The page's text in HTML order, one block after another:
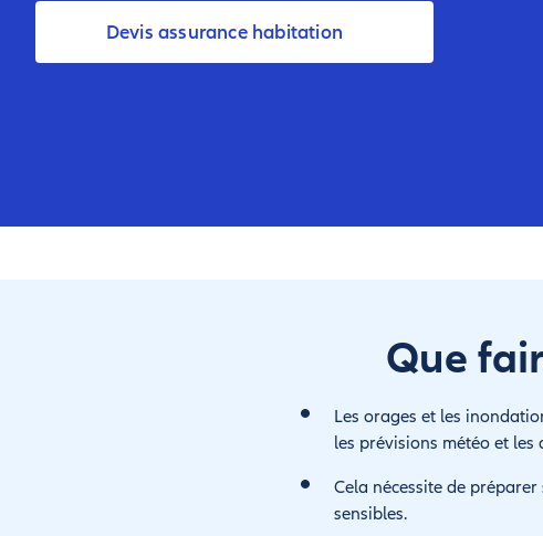
Devis assurance habitation
Que
Les orages et les
les prévisions météo et les
Cela nécessite de
sensibles.